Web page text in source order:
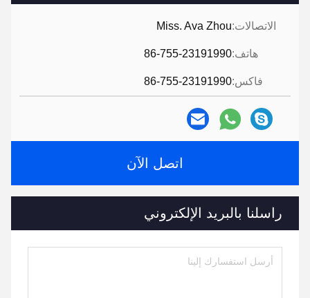
الاتصالات:Miss. Ava Zhou
هاتف:86-755-23191990
فاكس:86-755-23191990
اتصل الآن
راسلنا بالبريد الإلكتروني